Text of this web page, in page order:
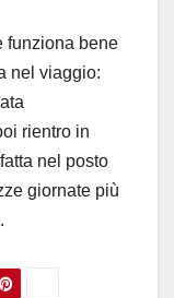
funziona bene
nel viaggio:
rientro in
nel posto
giornate più